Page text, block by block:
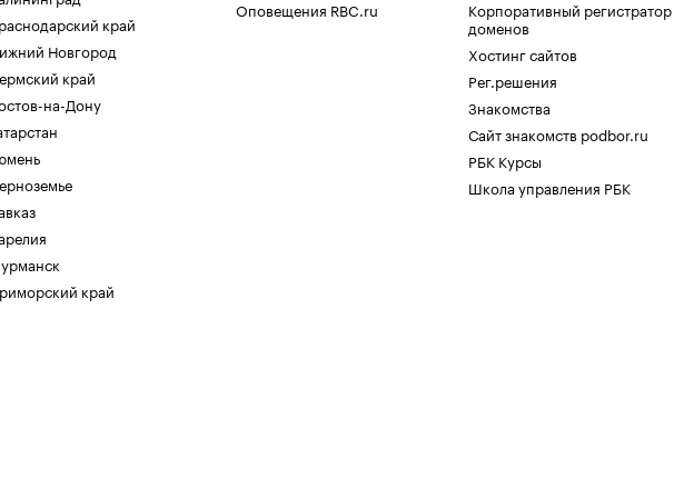
край
Новгород
край
на-Дону
край
Оповещения RBC.ru
Корпоративный регистратор
доменов
Хостинг сайтов
Рег.решения
Знакомства
Сайт знакомств podbor.ru
РБК Курсы
Школа управления РБК